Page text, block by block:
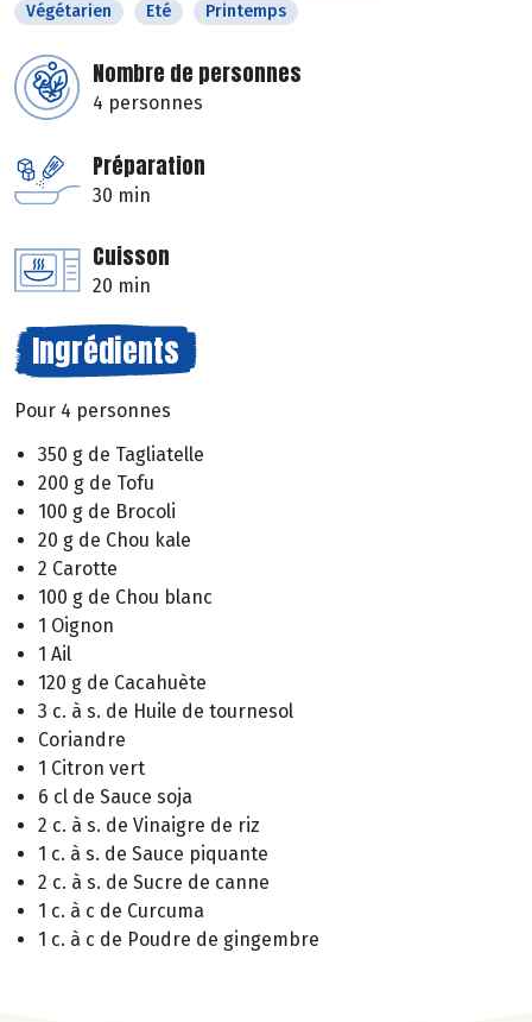
Végétarien
Eté Printemps
Nombre de personnes
4 personnes
Préparation
30 min
Cuisson
20 min
Ingrédients
Pour 4 personnes
350 g de Tagliatelle
200 g de Tofu
100 g de Brocoli
20 g de Chou kale
2 Carotte
100 g de Chou blanc
1 Oignon
1 Ail
120 g de Cacahuète
3 c. à s. de Huile de tournesol
Coriandre
1 Citron vert
6 cl de Sauce soja
2 c. à s. de Vinaigre de riz
1 c. à s. de Sauce piquante
2 c. à s. de Sucre de canne
1 c. à c de Curcuma
1 c. à c de Poudre de gingembre